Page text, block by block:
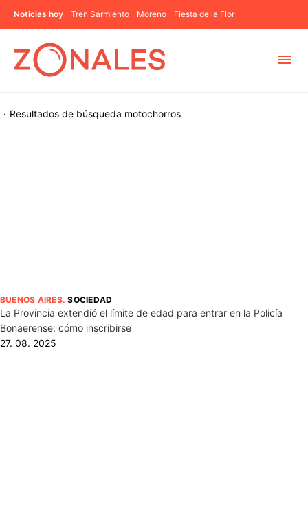
Noticias hoy Tren Sarmiento Moreno Fiesta de la Flor
Resultados de búsqueda
· motochorros
BUENOS AIRES.SOCIEDAD
La Provincia extendió el límite de edad para entrar en la Policía
Bonaerense: cómo inscribirse
27. 08. 2025